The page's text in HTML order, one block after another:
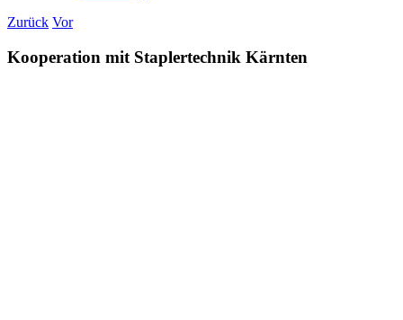
Zurück Vor
Kooperation mit Staplertechnik Kärnten